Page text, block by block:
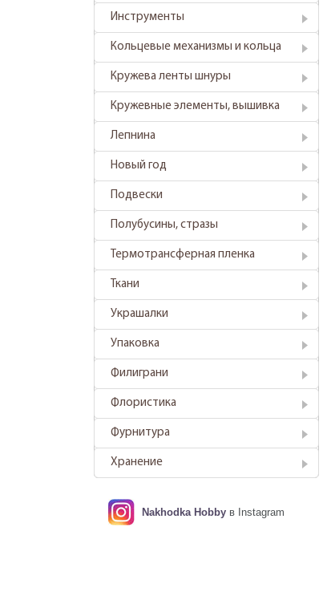
Инструменты
Кольцевые механизмы и кольца
Кружева ленты шнуры
Кружевные элементы, вышивка
Лепнина
Новый год
Подвески
Полубусины, стразы
Термотрансферная пленка
Ткани
Украшалки
Упаковка
Филиграни
Флористика
Фурнитура
Хранение
Nakhodka Hobby в Instagram